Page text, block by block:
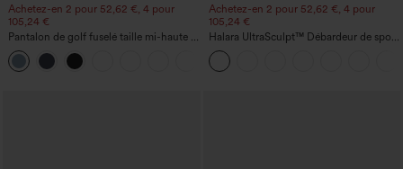
Achetez-en 2 pour 52,62 €, 4 pour
105,24 €
Pantalon de golf fuselé taille mi-haute à
cordon, ourlet incurvé, séchage rapide,
avec poches — UPF40+
Achetez-en 2 pour 52,62 €, 4 pour
105,24 €
Halara UltraSculpt™ Débardeur de sport
à col rond et ourlet arrondi